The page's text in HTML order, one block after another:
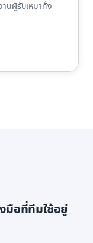
านผู้รับเหมาทั้ง
มือที่ทีมใช้อยู่